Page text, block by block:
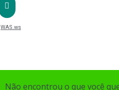
WAS.ws
Não encontrou o que você